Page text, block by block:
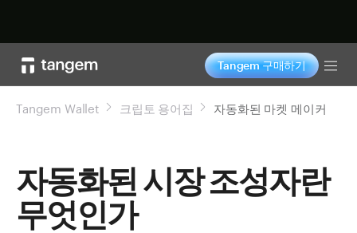
Tangem 구매하기
Tangem Wallet 크립토 용어집 자동화된 마켓 메이커
자동화된 시장 조성자란
무엇인가